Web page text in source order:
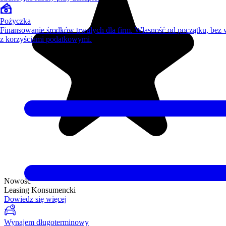
Nowość
Leasing Konsumencki
Dowiedz się więcej
Wynajem długoterminowy
Pożyczka
Finansowanie środków trwałych dla firm. Własność od początku, bez
z korzyściami podatkowymi.